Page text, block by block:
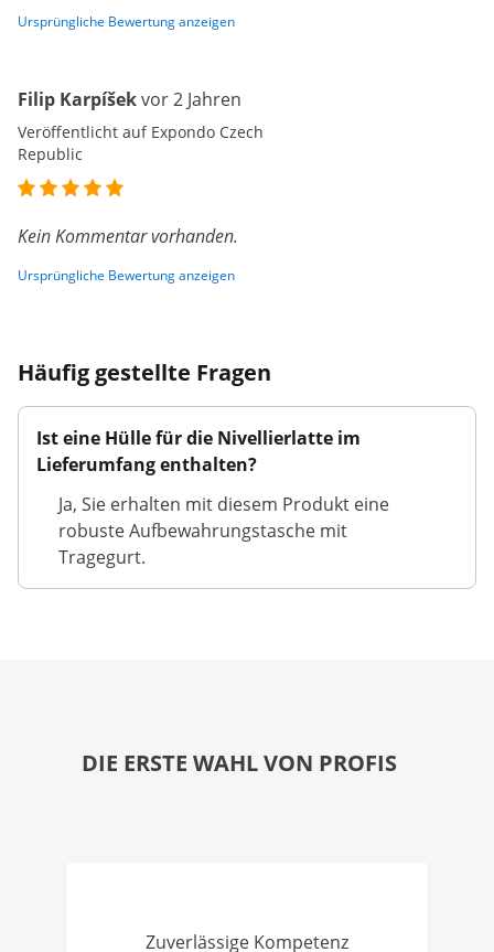
Ursprüngliche Bewertung anzeigen
Filip Karpíšekvor 2 Jahren
Veröffentlicht auf Expondo Czech
Republic
Kein Kommentar vorhanden.
Ursprüngliche Bewertung anzeigen
Häufig gestellte Fragen
Ist eine Hülle für die Nivellierlatte im
Lieferumfang enthalten?
Ja, Sie erhalten mit diesem Produkt eine
robuste Aufbewahrungstasche mit
Tragegurt.
DIE ERSTE WAHL VON PROFIS
Zuverlässige Kompetenz